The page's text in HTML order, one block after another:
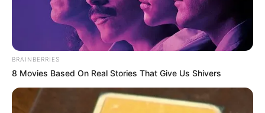
Fremdenverkehrsamt und Tourist Information
Veranstaltung für Eisenach eintragen
Weitere Informationen über Eisenach im Internet:
Hotels in Eisenach
BRAINBERRIES
8 Movies Based On Real Stories That Give Us Shivers